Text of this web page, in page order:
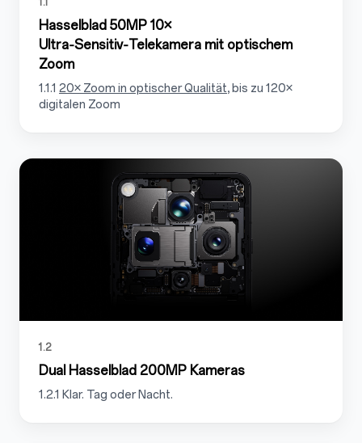
Hasselblad 50MP 10×
Ultra‑Sensitiv‑Telekamera mit optischem
Zoom
1.1.1 20× Zoom in optischer Qualität, bis zu 120×
digitalen Zoom
1.2
Dual Hasselblad 200MP Kameras
1.2.1 Klar. Tag oder Nacht.